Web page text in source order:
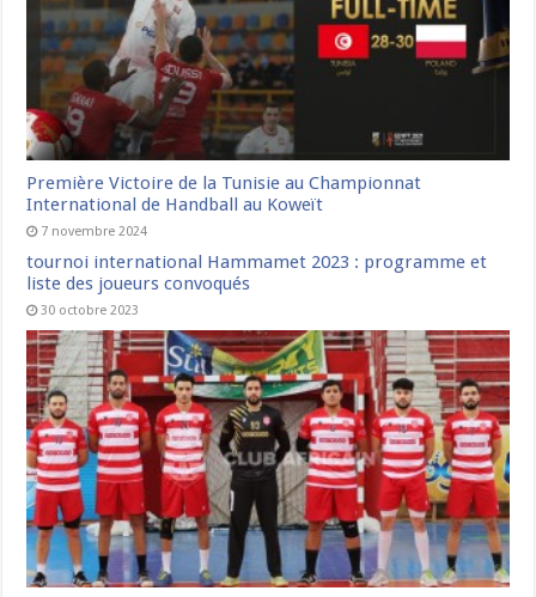
Première Victoire de la Tunisie au Championnat
International de Handball au Koweït
7 novembre 2024
tournoi international Hammamet 2023 : programme et
liste des joueurs convoqués
30 octobre 2023